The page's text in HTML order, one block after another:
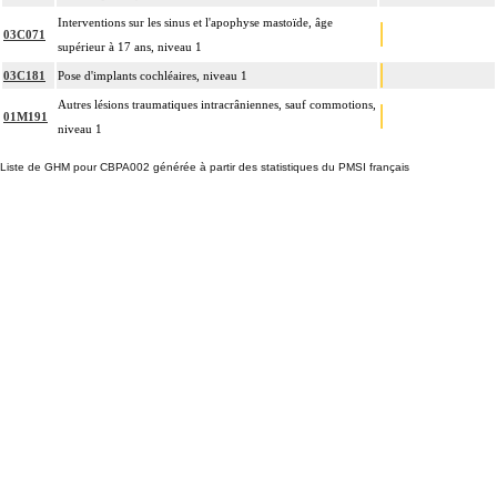
03C071
Interventions sur les sinus et l'apophyse mastoïde, âge
supérieur à 17 ans, niveau 1
03C181 Pose d'implants cochléaires, niveau 1
01M191
Autres lésions traumatiques intracrâniennes, sauf commotions,
niveau 1
Liste de GHM pour CBPA002 générée à partir des statistiques du PMSI français